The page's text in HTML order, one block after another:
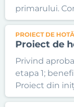
primarului.
PROIECT DE
Proiect de
Privind
etapa 1;
Proiect din